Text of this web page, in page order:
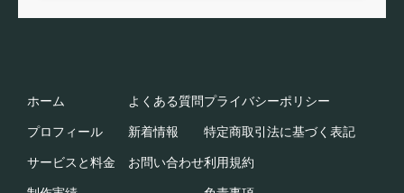
ホーム
プロフィール
サービスと料金
よくある質問
新着情報
お問い合わせ
プライバシーポリシー
特定商取引法に基づく表記​
利用規約​